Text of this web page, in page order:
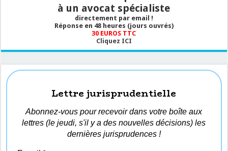
à un avocat spécialiste
directement par email !
Réponse en 48 heures (jours ouvrés)
30 EUROS TTC
Cliquez ICI
Lettre jurisprudentielle
Abonnez-vous pour recevoir dans votre boîte aux
lettres (le jeudi, s'il y a des nouvelles décisions) les
dernières jurisprudences !